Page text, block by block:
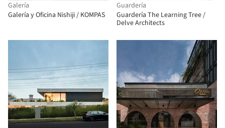
Galería
Galería y Oficina Nishiji / KOMPAS
Guardería
Guardería The Learning Tree /
Delve Architects